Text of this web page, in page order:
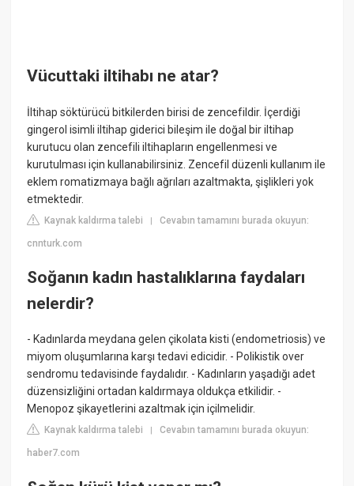
Vücuttaki iltihabı ne atar?
İltihap söktürücü bitkilerden birisi de zencefildir. İçerdiği
gingerol isimli iltihap giderici bileşim ile doğal bir iltihap
kurutucu olan zencefili iltihapların engellenmesi ve
kurutulması için kullanabilirsiniz. Zencefil düzenli kullanım ile
eklem romatizmaya bağlı ağrıları azaltmakta, şişlikleri yok
etmektedir.
Kaynak kaldırma talebi |Cevabın tamamını burada okuyun:
cnnturk.com
Soğanın kadın hastalıklarına faydaları
nelerdir?
- Kadınlarda meydana gelen çikolata kisti (endometriosis) ve
miyom oluşumlarına karşı tedavi edicidir. - Polikistik over
sendromu tedavisinde faydalıdır. - Kadınların yaşadığı adet
düzensizliğini ortadan kaldırmaya oldukça etkilidir. -
Menopoz şikayetlerini azaltmak için içilmelidir.
Kaynak kaldırma talebi |Cevabın tamamını burada okuyun:
haber7.com